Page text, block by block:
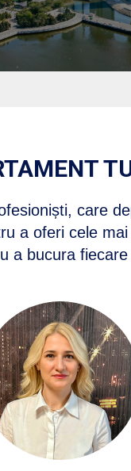
care
a oferi cele
a bucura fiecare